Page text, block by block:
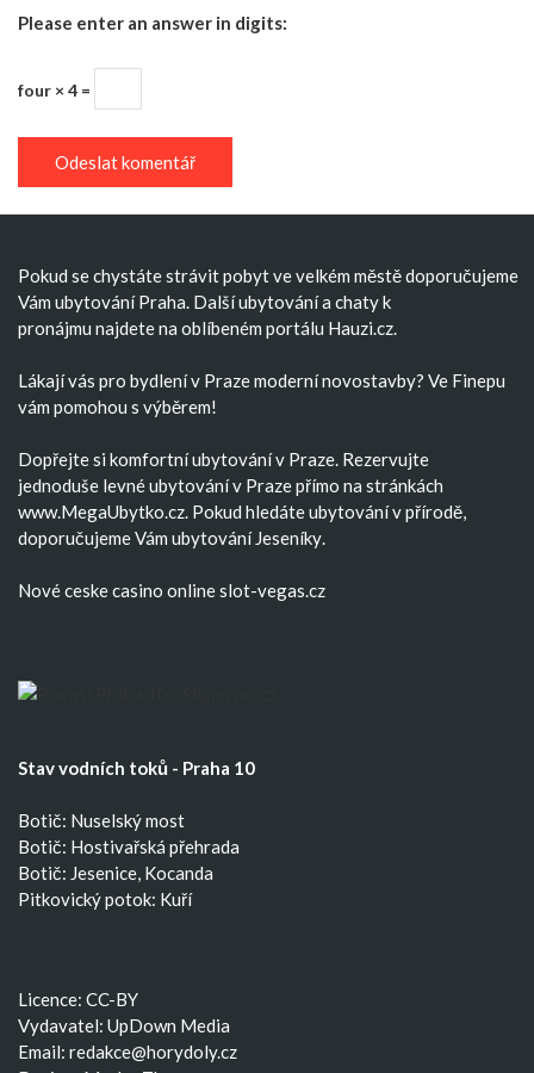
Please enter an answer in digits:
four × 4 =
Pokud se chystáte strávit pobyt ve velkém městě doporučujeme
Vám ubytování Praha. Dalšíubytovánía chaty k
pronájmu najdete na oblíbeném portálu Hauzi.cz.
Lákají vás pro bydlení v Praze modernínovostavby? Ve Finepu
vám pomohou s výběrem!
Dopřejte si komfortníubytování v Praze. Rezervujte
jednoduše levné ubytování v Prazepřímo na stránkách
www.MegaUbytko.cz. Pokud hledáte ubytování v přírodě,
doporučujeme Vám ubytování Jeseníky.
Nové ceske casino online slot-vegas.cz
Stav vodních toků - Praha 10
Botič: Nuselský most
Botič: Hostivařská přehrada
Botič: Jesenice, Kocanda
Pitkovický potok: Kuří
Licence: CC-BY
Vydavatel: UpDown Media
Email: redakce@horydoly.cz